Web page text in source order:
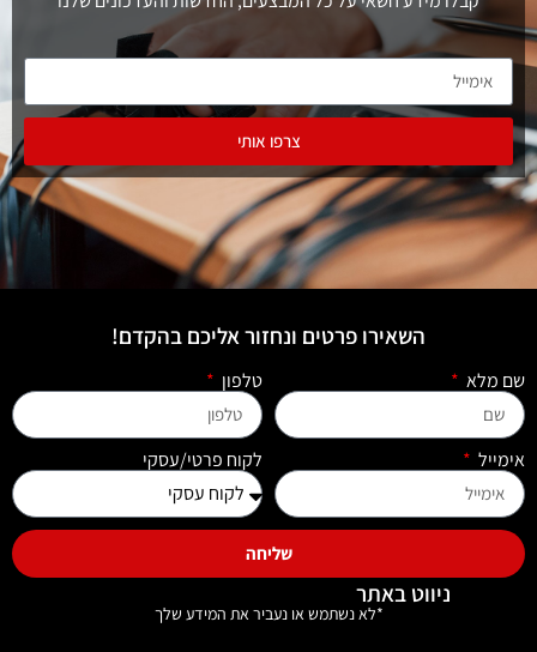
צרפו אותי
השאירו פרטים ונחזור אליכם בהקדם!
שם מלא טלפון
אימייל לקוח פרטי/עסקי
שליחה
*לא נשתמש או נעביר את המידע שלך
ניווט באתר